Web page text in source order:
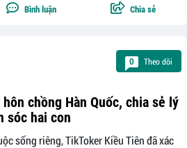
Bình luận Chia sẻ
0 Theo dõi
chồng Hàn Quốc, chia sẻ lý
sóc hai con
sống riêng, TikToker Kiều Tiên đã xác